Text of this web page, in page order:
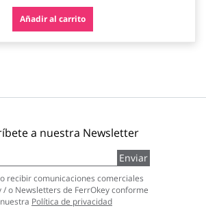
Añadir al carrito
a nuestra Newsletter
Enviar
recibir comunicaciones comerciales
/ o Newsletters de FerrOkey conforme
Política de privacidad